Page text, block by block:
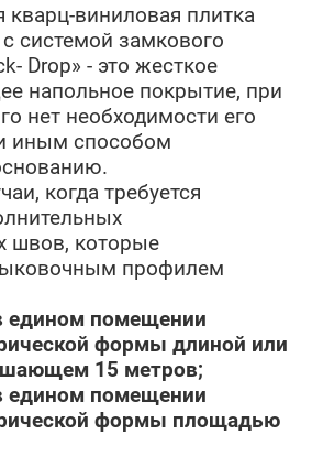
виниловая плитка
системой замкового
Drop» - это жесткое
напольное покрытие, при
нет необходимости его
иным способом
когда требуется
швов, которые
профилем
едином помещении
формы длиной или
15 метров;
едином помещении
формы площадью